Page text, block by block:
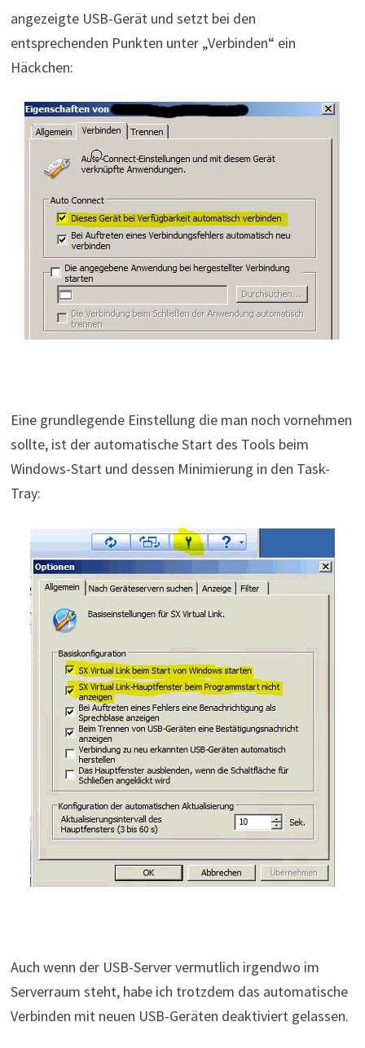
angezeigte USB-Gerät und setzt bei den
entsprechenden Punkten unter „Verbinden“ ein
Häckchen:
Eine grundlegende Einstellung die man noch vornehmen
sollte, ist der automatische Start des Tools beim
Windows-Start und dessen Minimierung in den Task-
Tray:
Auch wenn der USB-Server vermutlich irgendwo im
Serverraum steht, habe ich trotzdem das automatische
Verbinden mit neuen USB-Geräten deaktiviert gelassen.